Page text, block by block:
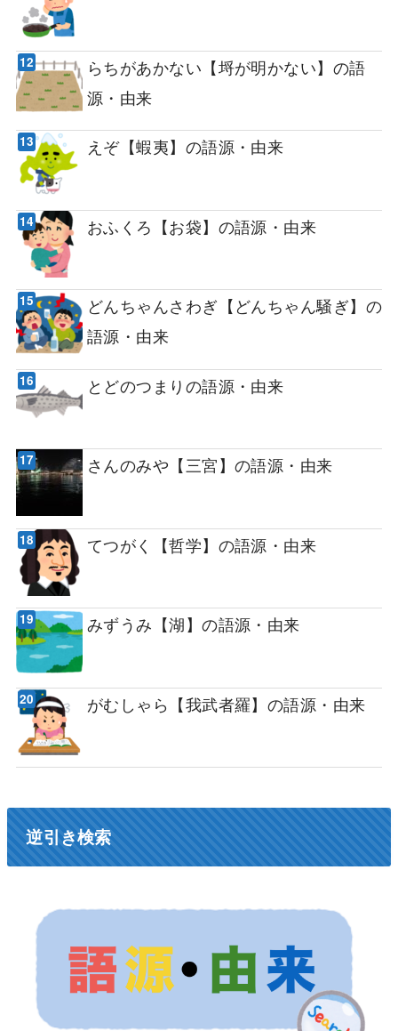
らちがあかない【埒が明かない】の語
源・由来
えぞ【蝦夷】の語源・由来
おふくろ【お袋】の語源・由来
どんちゃんさわぎ【どんちゃん騒ぎ】の
語源・由来
とどのつまりの語源・由来
さんのみや【三宮】の語源・由来
てつがく【哲学】の語源・由来
みずうみ【湖】の語源・由来
がむしゃら【我武者羅】の語源・由来
逆引き検索